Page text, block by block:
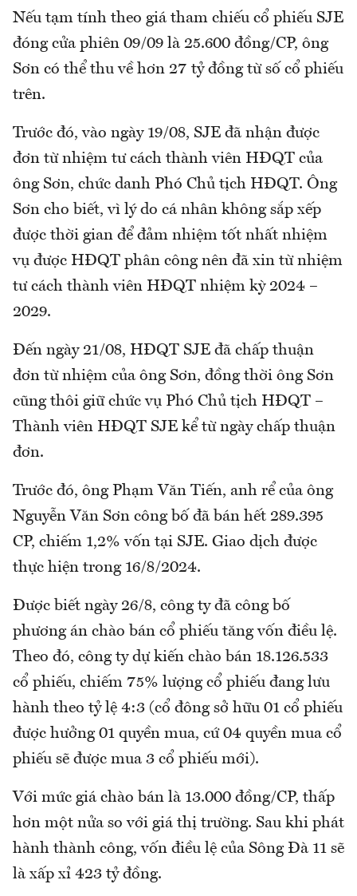
Nếu tạm tính theo giá tham chiếu cổ phiếu SJE
đóng cửa phiên 09/09 là 25.600 đồng/CP, ông
Sơn có thể thu về hơn 27 tỷ đồng từ số cổ phiếu
trên.
Trước đó, vào ngày 19/08, SJE đã nhận được
đơn từ nhiệm tư cách thành viên HĐQT của
ông Sơn, chức danh Phó Chủ tịch HĐQT. Ông
Sơn cho biết, vì lý do cá nhân không sắp xếp
được thời gian để đảm nhiệm tốt nhất nhiệm
vụ được HĐQT phân công nên đã xin từ nhiệm
tư cách thành viên HĐQT nhiệm kỳ 2024 –
2029.
Đến ngày 21/08, HĐQT SJE đã chấp thuận
đơn từ nhiệm của ông Sơn, đồng thời ông Sơn
cũng thôi giữ chức vụ Phó Chủ tịch HĐQT –
Thành viên HĐQT SJE kể từ ngày chấp thuận
đơn.
Trước đó, ông Phạm Văn Tiến, anh rể của ông
Nguyễn Văn Sơn công bố đã bán hết 289.395
CP, chiếm 1,2% vốn tại SJE. Giao dịch được
thực hiện trong 16/8/2024.
Được biết ngày 26/8, công ty đã công bố
phương án chào bán cổ phiếu tăng vốn điều lệ.
Theo đó, công ty dự kiến chào bán 18.126.533
cổ phiếu, chiếm 75% lượng cổ phiếu đang lưu
hành theo tỷ lệ 4:3 (cổ đông sở hữu 01 cổ phiếu
được hưởng 01 quyền mua, cứ 04 quyền mua cổ
phiếu sẽ được mua 3 cổ phiếu mới).
Với mức giá chào bán là 13.000 đồng/CP, thấp
hơn một nửa so với giá thị trường. Sau khi phát
hành thành công, vốn điều lệ của Sông Đà 11 sẽ
là xấp xỉ 423 tỷ đồng.